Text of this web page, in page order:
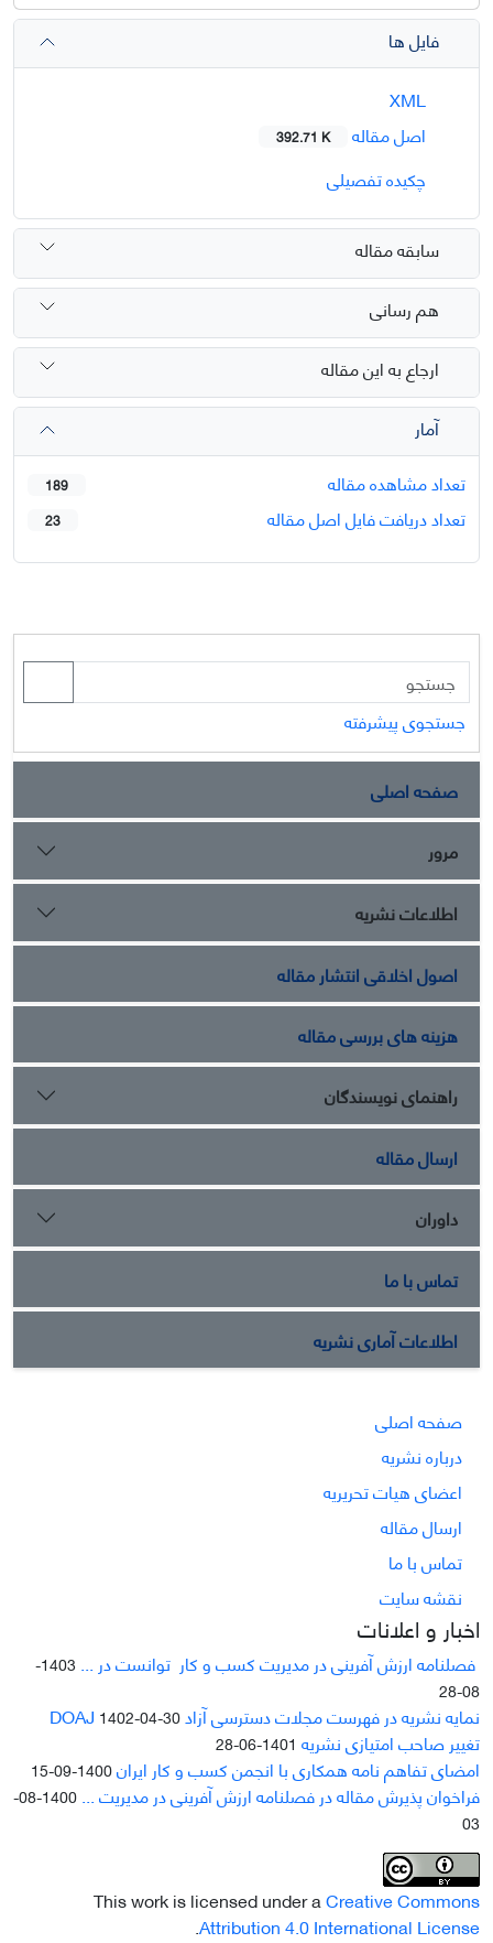
فایل ها
اصل مقاله
392.71 K
چکیده تفصیلی
سابقه مقاله
هم رسانی
ارجاع به این مقاله
آمار
تعداد مشاهده مقاله
189
تعداد دریافت فایل اصل مقاله 23
جستجوی پیشرفته
صفحه اصلی
مرور
اطلاعات نشریه
اصول اخلاقی انتشار مقاله
هزینه های بررسی مقاله
راهنمای نویسندگان
ارسال مقاله
داوران
تماس با ما
اطلاعات آماری نشریه
صفحه اصلی
درباره نشریه
اعضای هیات تحریریه
ارسال مقاله
تماس با ما
نقشه سایت
اخبار و اعلانات
فصلنامه ارزش آفرینی در مدیریت کسب و کار توانست در ...
1403-
08-28
نمایه نشریه در فهرست مجلات دسترسی آزاد DOAJ1402-04-30
تغییر صاحب امتیازی نشریه 1401-06-28
امضای تفاهم نامه همکاری با انجمن کسب و کار ایران1400-09-15
فراخوان پذیرش مقاله در فصلنامه ارزش آفرینی در مدیریت ...
1400-08-
03
This work is licensed under aCreative Commons
Attribution 4.0 International License
.